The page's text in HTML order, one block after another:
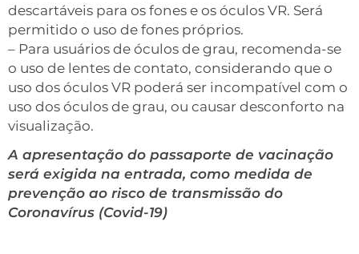
descartáveis para os fones e os óculos VR. Será
permitido o uso de fones próprios.
– Para usuários de óculos de grau, recomenda-se
o uso de lentes de contato, considerando que o
uso dos óculos VR poderá ser incompatível com o
uso dos óculos de grau, ou causar desconforto na
visualização.
A apresentação do passaporte de vacinação
será exigida na entrada, como medida de
prevenção ao risco de transmissão do
Coronavírus (Covid-19)